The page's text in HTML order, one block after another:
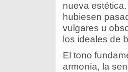
nueva
hubiesen
vulgares u
los ideales de
El tono
armonía, la